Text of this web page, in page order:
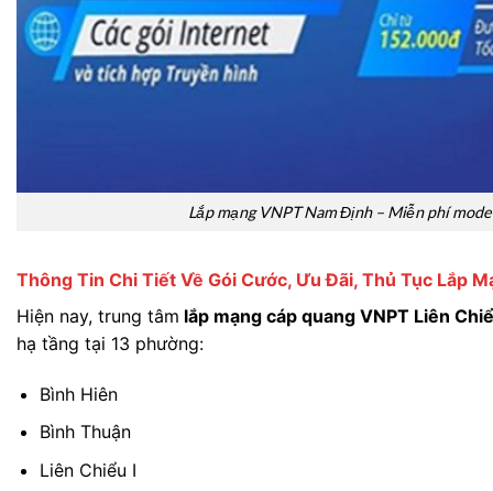
Lắp mạng VNPT Nam Định – Miễn phí
Thông Tin Chi Tiết Về Gói Cước, Ưu Đãi, Thủ Tục Lắp
Hiện nay, trung tâm lắp mạng cáp quang VNPT Liên
hạ tầng tại 13 phường:
Bình Hiên
Bình Thuận
Liên Chiểu I